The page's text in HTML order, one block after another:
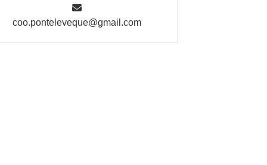
coo.ponteleveque@gmail.com